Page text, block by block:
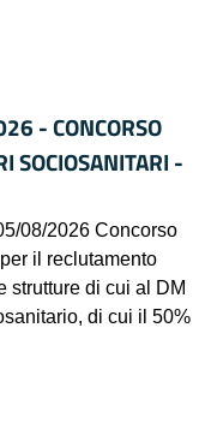
- CONCORSO
SOCIOSANITARI -
08/2026 Concorso
il reclutamento
strutture di cui al DM
di cui il 50%